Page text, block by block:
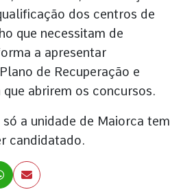
dos centros de
que necessitam de
a apresentar
de Recuperação e
que abrirem os concursos.
a unidade de Maiorca tem
candidatado.